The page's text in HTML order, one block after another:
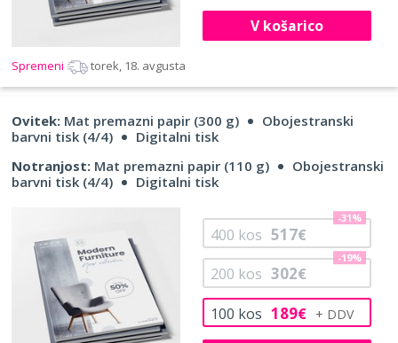
V košarico
Spremeni torek, 18. avgusta
Ovitek: Mat premazni papir (300 g)
Obojestranski
barvni tisk (4/4)
Digitalni tisk
Notranjost: Mat premazni papir (110 g)
Obojestranski
barvni tisk (4/4)
Digitalni tisk
100 kos 189€
200 kos 302€
-19%
400 kos 517€
-31%